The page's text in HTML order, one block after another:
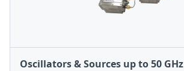
Oscillators & Sources up to 50 GHz